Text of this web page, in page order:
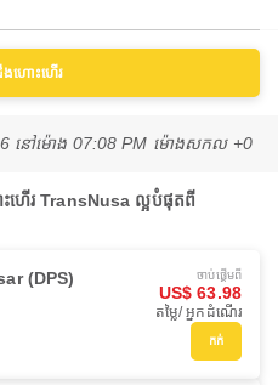
ងហោះហើរ
នៅ​ម៉ោង 07:08 PM ម៉ោង​សកល +0
ហើរ TransNusa ល្អបំផុតពី
(DPS) ចាប់ផ្ដើមពី
US$ 63.98
តម្លៃ/ អ្នកដំណើរ
កក់